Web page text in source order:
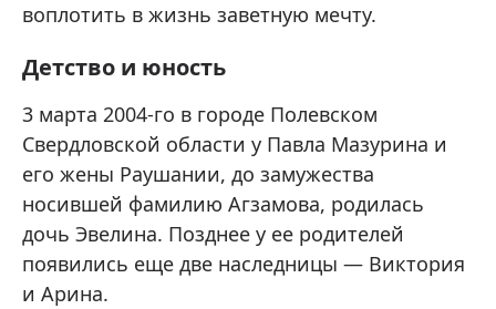
воплотить в жизнь заветную мечту.
Детство и юность
3 марта 2004-го в городе Полевском
Свердловской области у Павла Мазурина и
его жены Раушании, до замужества
носившей фамилию Агзамова, родилась
дочь Эвелина. Позднее у ее родителей
появились еще две наследницы — Виктория
и Арина.